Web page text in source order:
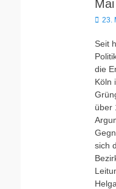
23.
Seit
die
Köln
über
sich